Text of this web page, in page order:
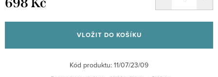
cena:
VLOŽIT DO KOŠÍKU
Kód produktu: 11/07/23/09